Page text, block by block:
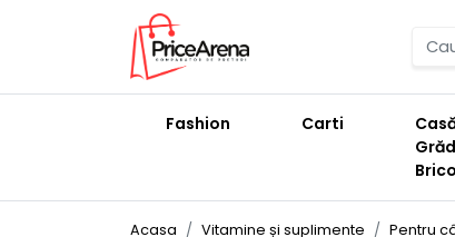
Fashion Carti
Acasa Vitamine și suplimente Pentru